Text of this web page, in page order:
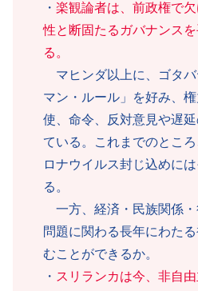
・ 楽観論者は、前政権で
性と断固たるガバナンス
る。
マヒンダ以上に、ゴタ
マン・ルール」を好み、
使、命令、反対意見や遅
ている。これまでのとこ
ロナウイルス封じ込めに
る。
一方、経済・民族関係
問題に関わる長年にわた
むことができるか。
・ スリランカは今、非自